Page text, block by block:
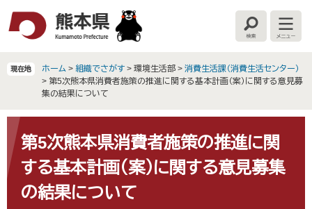
へ
検
索
メ
ニ
ー
現在地 ホーム > 組織でさがす > 環境生活部 > 消費生活課（消費生活センター）
> 第5次熊本県消費者施策の推進に関する基本計画（案）に関する意見募
集の結果について
文 第5次熊本県消費者施策の推進に関
する基本計画（案）に関する意見募集
の結果について